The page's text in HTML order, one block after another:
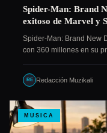
Spider-Man: Brand
exitoso de Marvel y
Spider-Man: Brand New
con 360 millones en su
RE Redacción Muzikali
MUSICA